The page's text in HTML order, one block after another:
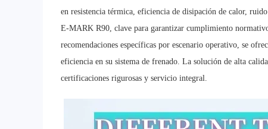
en resistencia térmica, eficiencia de disipación de calor,
E-MARK R90, clave para garantizar cumplimiento
recomendaciones específicas por escenario operativo, se
eficiencia en su sistema de frenado. La solución de alta
certificaciones rigurosas y servicio integral.